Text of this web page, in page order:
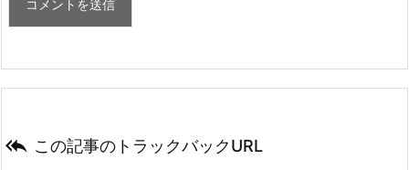
 この記事のトラックバックURL